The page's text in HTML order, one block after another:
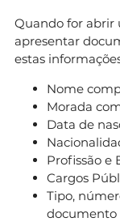
Quando for abrir
apresentar
estas
Nome
Morada
Data de
Profissão e
Cargos
Tipo,
documento